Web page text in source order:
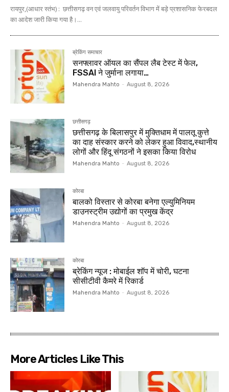
रायपुर,(आधार स्तंभ) : छत्तीसगढ़ वन एवं जलवायु परिवर्तन विभाग में बड़े प्रशासनिक फेरबदल
का आदेश जारी किया गया है।...
ब्रेकिंग समाचार
सनफ्लावर ऑयल का सैंपल लैब टेस्ट में फेल,
FSSAI ने जुर्माना लगाया…
Mahendra Mahto - August 8, 2026
छत्तीसगढ़
छत्तीसगढ़ के बिलासपुर में मुक्तिधाम में पालतू कुत्ते
का दाह संस्कार करने को लेकर हुआ विवाद,स्थानीय
लोगों और हिंदू संगठनों ने इसका किया विरोध
Mahendra Mahto - August 8, 2026
कोरबा
बालको विस्तार से कोरबा बनेगा एल्युमिनियम
डाउनस्ट्रीम उद्योगों का प्रमुख केंद्र
Mahendra Mahto - August 8, 2026
कोरबा
ब्रेकिंग न्यूज : मोबाईल शॉप में चोरी, घटना
सीसीटीवी कैमरे में रिकार्ड
Mahendra Mahto - August 8, 2026
More Articles Like This